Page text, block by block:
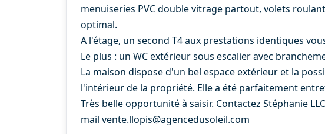
menuiseries PVC double vitrage partout, volets
optimal.
A l'étage, un second T4 aux prestations identiques
Le plus : un WC extérieur sous escalier avec
La maison dispose d'un bel espace extérieur et la
l'intérieur de la propriété. Elle a été parfaitement
Très belle opportunité à saisir. Contactez Stéphanie
mail vente.llopis@agencedusoleil.com